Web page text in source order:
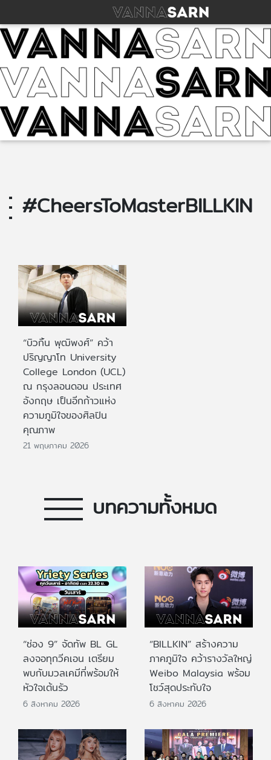
#CheersToMasterBILLKIN
“บิวกิ้น พุฒิพงศ์” คว้า
ปริญญาโท University
College London (UCL)
ณ กรุงลอนดอน ประเทศ
อังกฤษ เป็นอีกก้าวแห่ง
ความภูมิใจของศิลปิน
คุณภาพ
21 พฤษภาคม 2026
บทความทั้งหมด
“ช่อง 9” จัดทัพ BL GL
ลงจอทุกวีคเอน เตรียม
พบกับมวลเคมีที่พร้อมให้
หัวใจเต้นรัว
6 สิงหาคม 2026
“BILLKIN” สร้างความ
ภาคภูมิใจ คว้ารางวัลใหญ่
Weibo Malaysia พร้อม
โชว์สุดประทับใจ
6 สิงหาคม 2026